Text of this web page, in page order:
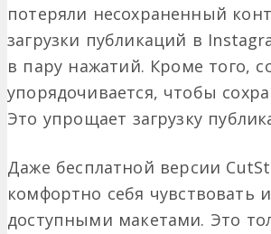
потеряли несохраненный
загрузки публикаций в
в пару нажатий. Кроме того,
упорядочивается, чтобы
Это упрощает загрузку
Даже бесплатной версии
комфортно себя
доступными макетами. Это